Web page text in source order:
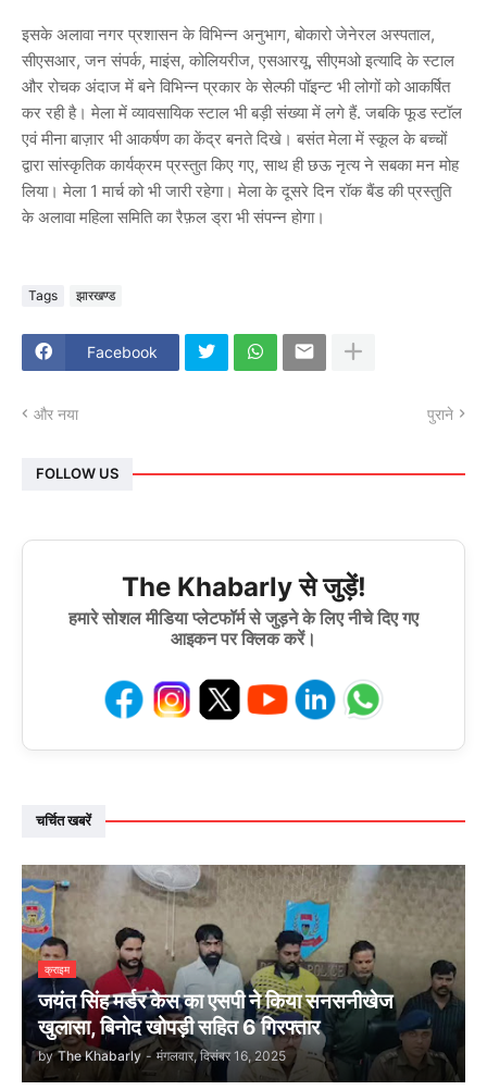
इसके अलावा नगर प्रशासन के विभिन्न अनुभाग, बोकारो जेनेरल अस्पताल,
सीएसआर, जन संपर्क, माइंस, कोलियरीज, एसआरयू, सीएमओ इत्यादि के स्टाल
और रोचक अंदाज में बने विभिन्न प्रकार के सेल्फी पॉइन्ट भी लोगों को आकर्षित
कर रही है। मेला में व्यावसायिक स्टाल भी बड़ी संख्या में लगे हैं. जबकि फूड स्टॉल
एवं मीना बाज़ार भी आकर्षण का केंद्र बनते दिखे। बसंत मेला में स्कूल के बच्चों
द्वारा सांस्कृतिक कार्यक्रम प्रस्तुत किए गए, साथ ही छऊ नृत्य ने सबका मन मोह
लिया। मेला 1 मार्च को भी जारी रहेगा। मेला के दूसरे दिन रॉक बैंड की प्रस्तुति
के अलावा महिला समिति का रैफ़ल ड्रा भी संपन्न होगा।
Tags झारखण्ड
Facebook
और नया पुराने
FOLLOW US
The Khabarly से जुड़ें!
हमारे सोशल मीडिया प्लेटफॉर्म से जुड़ने के लिए नीचे दिए गए
आइकन पर क्लिक करें।
चर्चित खबरें
क्राइम
जयंत सिंह मर्डर केस का एसपी ने किया सनसनीखेज
खुलासा, बिनोद खोपड़ी सहित 6 गिरफ्तार
by The Khabarly - मंगलवार, दिसंबर 16, 2025